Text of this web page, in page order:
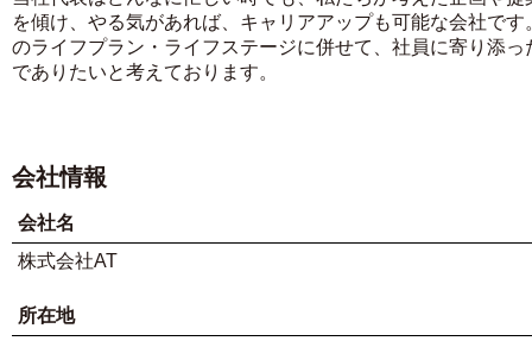
を傾け、やる気があれば、キャリアアップも可能な会社です
のライフプラン・ライフステージに併せて、社員に寄り添っ
でありたいと考えております。
会社情報
会社名
株式会社AT
所在地